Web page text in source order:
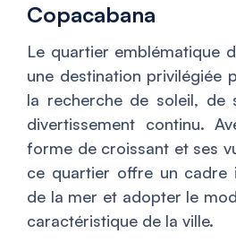
Copacabana
Le quartier emblématique
une destination privilégiée
la recherche de soleil, de
divertissement continu.
forme de croissant et ses
ce quartier offre un cadre
de la mer et adopter le
caractéristique de la ville.